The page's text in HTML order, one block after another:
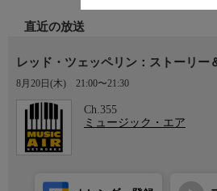
直近の放送
レッド・ツェッペリン：ストーリー
8月20日(木) 21:00〜21:30
Ch.355
ミュージック・エア